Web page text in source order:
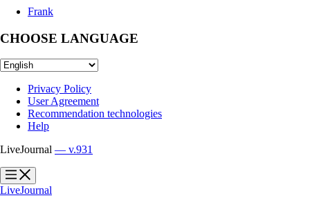
Frank
CHOOSE LANGUAGE
Privacy Policy
User Agreement
Recommendation technologies
Help
LiveJournal — v.931
?
?
LiveJournal